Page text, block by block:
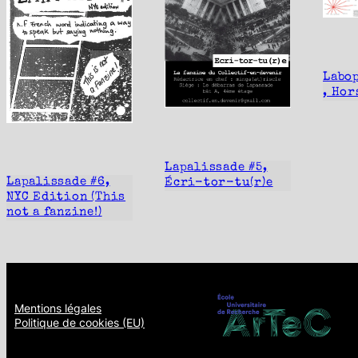
Lapalissade #6,
NYC Edition (This
not a fanzine!)
Lapalissade #5,
Écri-tor-tu(r)e
,
Mentions légales
Politique de cookies (EU)